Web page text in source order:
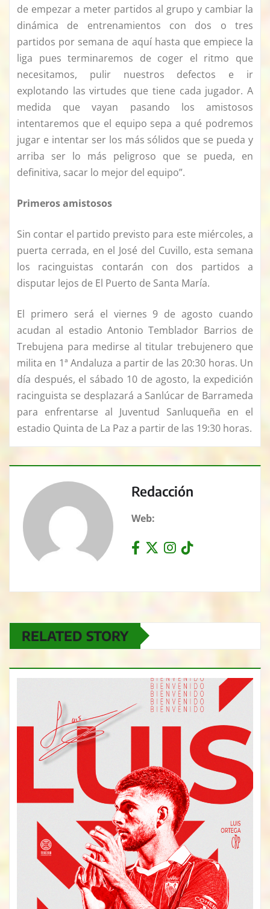
de empezar a meter partidos al grupo y cambiar la
dinámica de entrenamientos con dos o tres
partidos por semana de aquí hasta que empiece la
liga pues terminaremos de coger el ritmo que
necesitamos, pulir nuestros defectos e ir
explotando las virtudes que tiene cada jugador. A
medida que vayan pasando los amistosos
intentaremos que el equipo sepa a qué podremos
jugar e intentar ser los más sólidos que se pueda y
arriba ser lo más peligroso que se pueda, en
definitiva, sacar lo mejor del equipo”.
Primeros amistosos
Sin contar el partido previsto para este miércoles, a
puerta cerrada, en el José del Cuvillo, esta semana
los racinguistas contarán con dos partidos a
disputar lejos de El Puerto de Santa María.
El primero será el viernes 9 de agosto cuando
acudan al estadio Antonio Temblador Barrios de
Trebujena para medirse al titular trebujenero que
milita en 1ª Andaluza a partir de las 20:30 horas. Un
día después, el sábado 10 de agosto, la expedición
racinguista se desplazará a Sanlúcar de Barrameda
para enfrentarse al Juventud Sanluqueña en el
estadio Quinta de La Paz a partir de las 19:30 horas.
Redacción
Web:
RELATED STORY